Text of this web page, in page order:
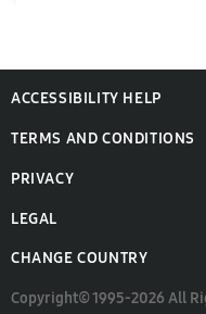
ACCESSIBILITY HELP
TERMS AND CONDITIONS
PRIVACY
LEGAL
CHANGE COUNTRY
Copyright© 1995-2026 All